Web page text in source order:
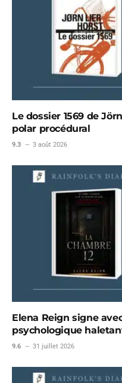
Le dossier 1569 de
polar procédural
9.3 3 août 2026
Elena Reign signe
psychologique
9.6 31 juillet 2026